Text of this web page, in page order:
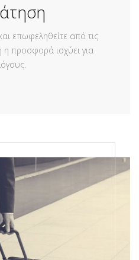
επωφεληθείτε από τις
η προσφορά ισχύει για